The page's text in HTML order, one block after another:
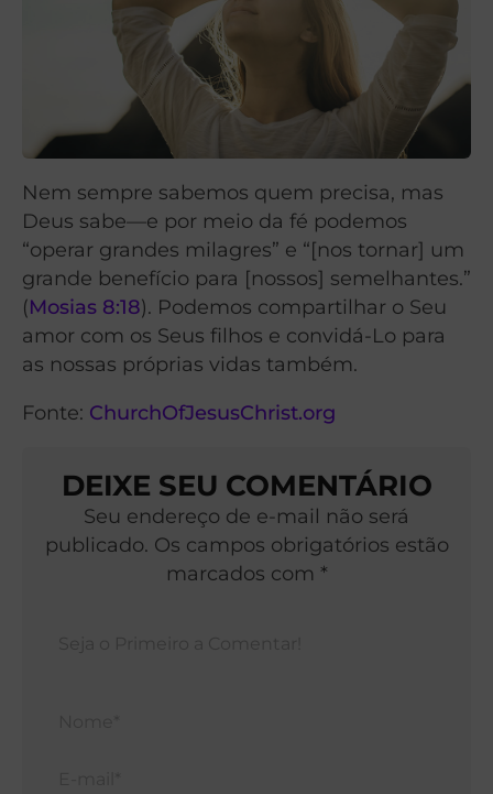
Nem sempre sabemos quem precisa, mas
Deus sabe—e por meio da fé podemos
“operar grandes milagres” e “[nos tornar] um
grande benefício para [nossos] semelhantes.”
(Mosias 8:18). Podemos compartilhar o Seu
amor com os Seus filhos e convidá-Lo para
as nossas próprias vidas também.
Fonte: ChurchOfJesusChrist.org
DEIXE SEU COMENTÁRIO
Seu endereço de e-mail não será
publicado. Os campos obrigatórios estão
marcados com *